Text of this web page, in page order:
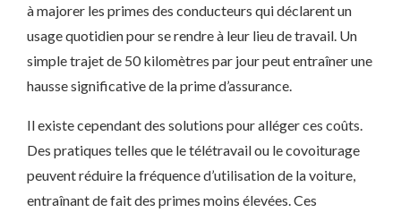
à majorer les primes des conducteurs qui déclarent un
usage quotidien pour se rendre à leur lieu de travail. Un
simple trajet de 50 kilomètres par jour peut entraîner une
hausse significative de la prime d’assurance.
Il existe cependant des solutions pour alléger ces coûts.
Des pratiques telles que le télétravail ou le covoiturage
peuvent réduire la fréquence d’utilisation de la voiture,
entraînant de fait des primes moins élevées. Ces